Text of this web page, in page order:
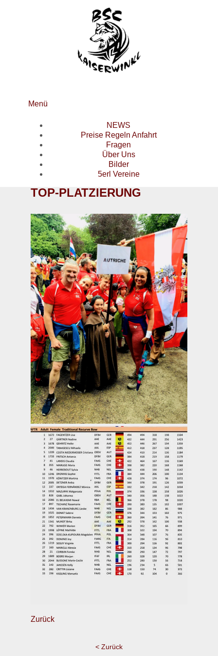
Menü
NEWS
Preise Regeln Anfahrt
Fragen
Über Uns
Bilder
5erl Vereine
TOP-PLATZIERUNG
Zurück
< Zurück